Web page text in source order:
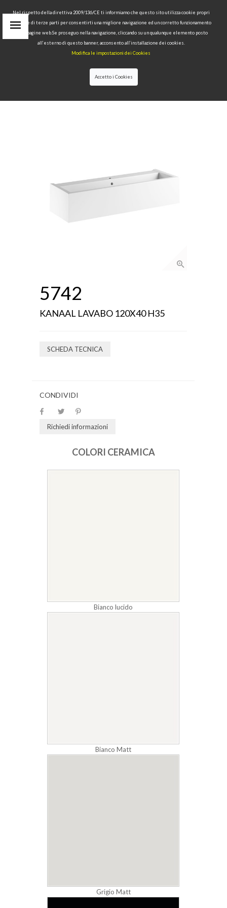
Area Riservata
COLLEZIONI >> KANAAL
5742
KANAAL LAVABO 120X40 H35
SCHEDA TECNICA
CONDIVIDI
Richiedi informazioni
COLORI CERAMICA
Bianco lucido
Bianco Matt
Grigio Matt
Nel rispetto della direttiva 2009/136/CE ti informiamo che questo sito utilizza cookie propri
tecnici e di terze parti per consentirti una migliore navigazione ed un corretto funzionamento
delle pagine web.Se proseguo nella navigazione, cliccando su un qualunque elemento posto
all’esterno di questo banner, acconsento all’installazione dei cookies.
Modifica le impostazioni dei Cookies
Accetto i Cookies